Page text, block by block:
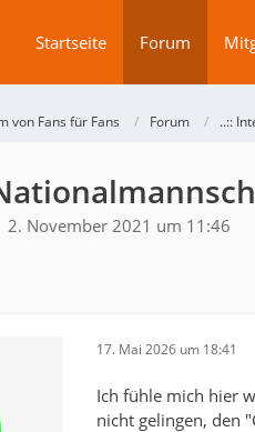
Startseite Forum
von Fans für Fans Forum ..::
2. November 2021 um 11:46
17. Mai 2026 um 18:41
Ich fühle mich hier
nicht gelingen, den